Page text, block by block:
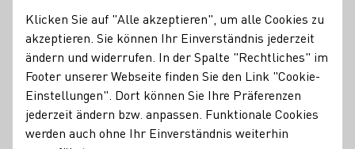
AdventsFeuer – Reloaded!
Am23. Dezemberfeiern wir wiederbei Weingut Knauß
mehr Platz, mehr Vibes, mehr Stimmung!
Unser traditionelles Adventsfeuer findet dieses Jahr
gemeinsam mit dem Weingut Knaußdirektbei Knauß am
Klicken Sie auf "Alle akzeptieren", um alle Cookies zu
akzeptieren. Sie können Ihr Einverständnis jederzeit
ändern und widerrufen. In der Spalte "Rechtliches" im
Footer unserer Webseite finden Sie den Link "Cookie-
Einstellungen". Dort können Sie Ihre Präferenzen
jederzeit ändern bzw. anpassen. Funktionale Cookies
werden auch ohne Ihr Einverständnis weiterhin